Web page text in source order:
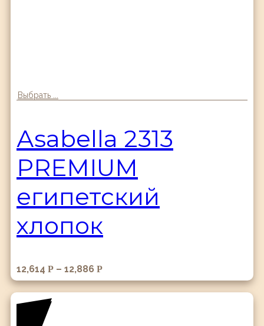
Выбрать ...
Аsabella 2313
PREMIUM
египетский
хлопок
12,614 Р – 12,886 Р